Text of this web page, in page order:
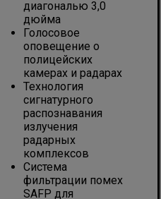
диагональю 3,0
дюйма
Голосовое
оповещение о
полицейских
камерах и радарах
Технология
сигнатурного
распознавания
излучения
радарных
комплексов
Система
фильтрации помех
SAFP для